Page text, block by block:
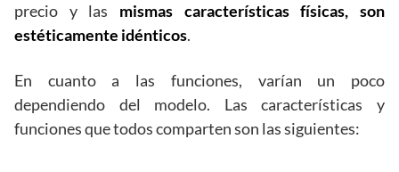
precio y las mismas características físicas, son
estéticamente idénticos.
En cuanto a las funciones, varían un poco
dependiendo del modelo. Las características y
funciones que todos comparten son las siguientes: